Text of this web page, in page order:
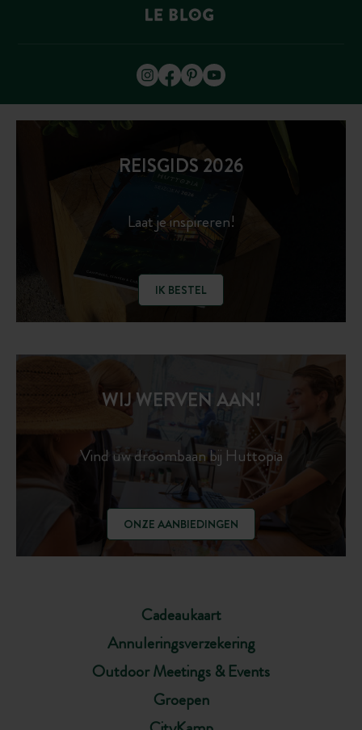
REISGIDS 2026
Laat je inspireren!
IK BESTEL
Cadeaukaart
Annuleringsverzekering
Outdoor Meetings & Events
Groepen
WIJ WERVEN AAN!
Vind uw droombaan bij Huttopia
ONZE AANBIEDINGEN